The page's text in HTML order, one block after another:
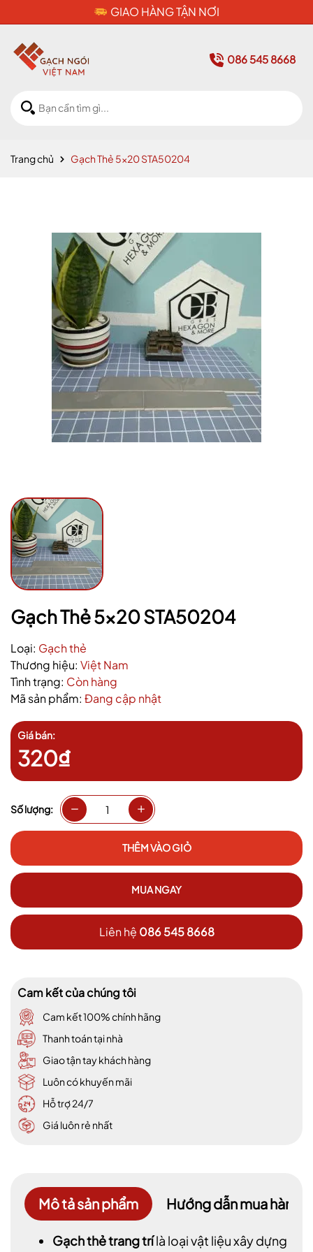
CAM KẾT HÀNG CHÍNH HÃNG
086 545 8668
Trang chủ Gạch Thẻ 5x20 STA50204
Gạch Thẻ 5x20 STA50204
Loại: Gạch thẻ
Thương hiệu: Việt Nam
Tình trạng: Còn hàng
Mã sản phẩm: Đang cập nhật
Giá bán:
320₫
Số lượng:
THÊM VÀO GIỎ
MUA NGAY
Liên hệ 086 545 8668
Cam kết của chúng tôi
Cam kết 100% chính hãng
Thanh toán tại nhà
Giao tận tay khách hàng
Luôn có khuyến mãi
Hỗ trợ 24/7
Giá luôn rẻ nhất
Mô tả sản phẩm Hướng dẫn mua hàng
Gạch thẻ trang trílà loại vật liệu xây dựng
Mã giảm giá:
Ngày hết hạn:
Điều kiện: